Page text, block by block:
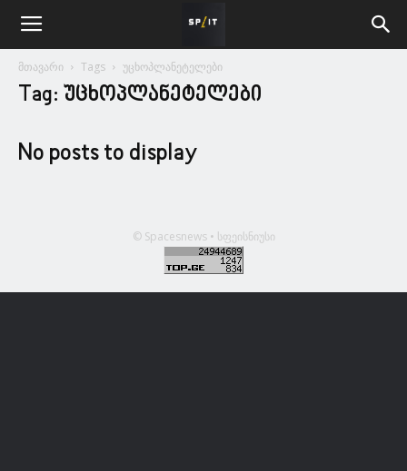
მთავარი Tags უცხოპლანეტელები
Tag: უცხოპლანეტელები
No posts to display
© Spacesnews • სფეისნიუსი